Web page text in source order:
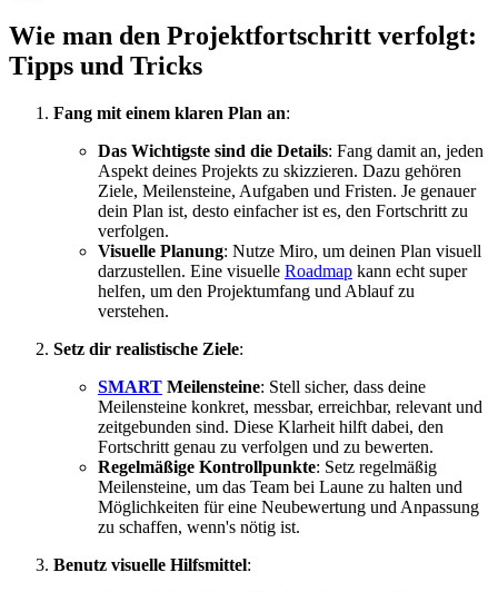
Wie man den Projektfortschritt verfolgt:
Tipps und Tricks
Fang mit einem klaren Plan an:
Das Wichtigste sind die Details: Fang damit an, jeden
Aspekt deines Projekts zu skizzieren. Dazu gehören
Ziele, Meilensteine, Aufgaben und Fristen. Je genauer
dein Plan ist, desto einfacher ist es, den Fortschritt zu
verfolgen.
Visuelle Planung: Nutze Miro, um deinen Plan visuell
darzustellen. Eine visuelle Roadmap kann echt super
helfen, um den Projektumfang und Ablauf zu
verstehen.
Setz dir realistische Ziele:
SMART Meilensteine: Stell sicher, dass deine
Meilensteine konkret, messbar, erreichbar, relevant und
zeitgebunden sind. Diese Klarheit hilft dabei, den
Fortschritt genau zu verfolgen und zu bewerten.
Regelmäßige Kontrollpunkte: Setz regelmäßig
Meilensteine, um das Team bei Laune zu halten und
Möglichkeiten für eine Neubewertung und Anpassung
zu schaffen, wenn's nötig ist.
Benutz visuelle Hilfsmittel: